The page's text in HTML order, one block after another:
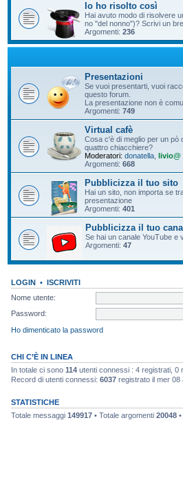
Io ho risolto così
Hai avuto modo di risolvere
no "del nonno")? Scrivi un
Argomenti: 236
Presentazioni
Se vuoi presentarti, vuoi
questo forum.
La presentazione non è
Argomenti: 749
Virtual cafè
Cosa c'è di meglio per un pò
quattro chiacchiere?
Moderatori: donatella livio@
Argomenti: 668
Pubblicizza il tuo sito
Hai un sito, non importa se
presentazione
Argomenti: 401
Pubblicizza il tuo
Se hai un canale YouTube e
Argomenti: 47
LOGIN • ISCRIVITI
Nome utente:
Password:
Ho dimenticato la password
CHI C’È IN LINEA
In totale ci sono 114 utenti connessi : 4 registrati, 0
Record di utenti connessi: 6037 registrato il mer 08
STATISTICHE
Totale messaggi 149917 • Totale argomenti 20048